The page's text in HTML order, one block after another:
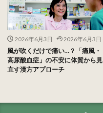
2026年6月3日 2026年6月3日
風が吹くだけで痛い…？「痛風・
高尿酸血症」の不安に体質から見
直す漢方アプローチ